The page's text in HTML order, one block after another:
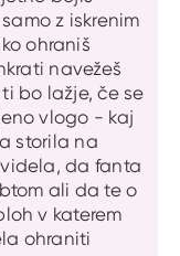
z iskrenim
ohraniš
navežeš
bo lažje, če se
vlogo - kaj
storila na
da fanta
ali da te o
v katerem
ohraniti